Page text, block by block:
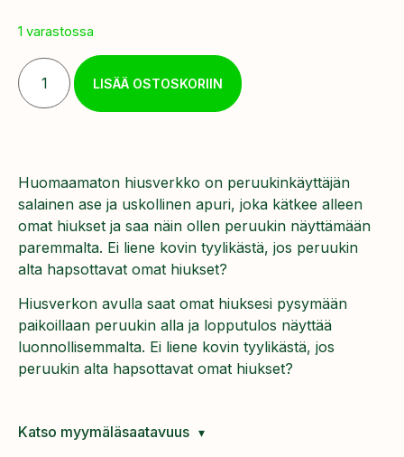
1 varastossa
LISÄÄ OSTOSKORIIN
Huomaamaton hiusverkko on peruukinkäyttäjän
salainen ase ja uskollinen apuri, joka kätkee alleen
omat hiukset ja saa näin ollen peruukin näyttämään
paremmalta. Ei liene kovin tyylikästä, jos peruukin
alta hapsottavat omat hiukset?
Hiusverkon avulla saat omat hiuksesi pysymään
paikoillaan peruukin alla ja lopputulos näyttää
luonnollisemmalta. Ei liene kovin tyylikästä, jos
peruukin alta hapsottavat omat hiukset?
Katso myymäläsaatavuus